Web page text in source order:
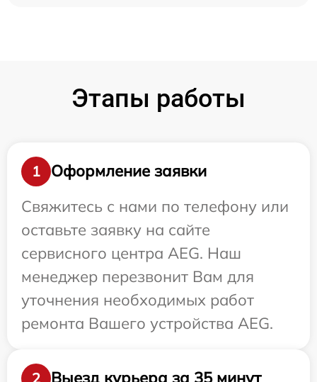
Этапы работы
1
Оформление заявки
Свяжитесь с нами по телефону или
оставьте заявку на сайте
сервисного центра AEG. Наш
менеджер перезвонит Вам для
уточнения необходимых работ
ремонта Вашего устройства AEG.
2
Выезд курьера за 35 минут